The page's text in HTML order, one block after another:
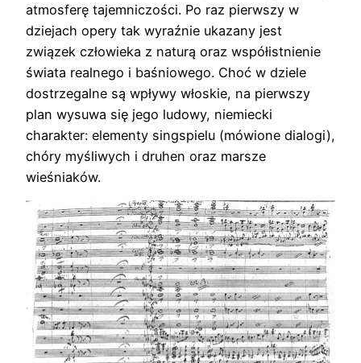
atmosferę tajemniczości. Po raz pierwszy w
dziejach opery tak wyraźnie ukazany jest
związek człowieka z naturą oraz współistnienie
świata realnego i baśniowego. Choć w dziele
dostrzegalne są wpływy włoskie, na pierwszy
plan wysuwa się jego ludowy, niemiecki
charakter: elementy singspielu (mówione dialogi),
chóry myśliwych i druhen oraz marsze
wieśniaków.